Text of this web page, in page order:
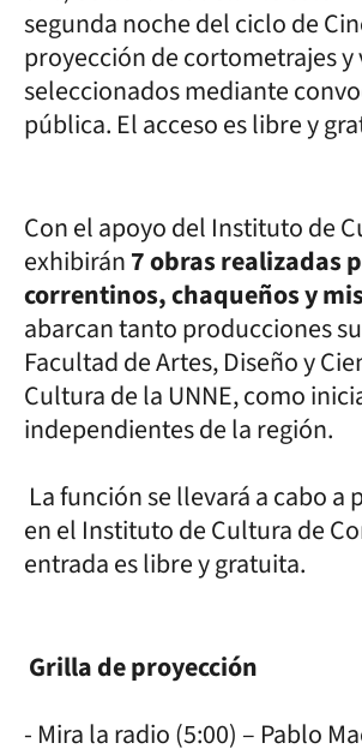
segunda noche del ciclo de
proyección de cortometrajes
seleccionados mediante
pública. El acceso es libre y
Con el apoyo del Instituto de
exhibirán7 obras realizadas
correntinos, chaqueños y
abarcan tanto producciones
Facultad de Artes, Diseño y
Cultura de la UNNE, como
independientes de la región.
La función se llevará a cabo a
en el Instituto de Cultura de
entrada es libre y gratuita.
Grilla de proyección
- Mira la radio (5:00) – Pablo